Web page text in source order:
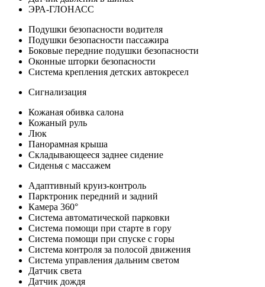
ЭРА-ГЛОНАСС
Подушки безопасности водителя
Подушки безопасности пассажира
Боковые передние подушки безопасности
Оконные шторки безопасности
Система крепления детских автокресел
Сигнализация
Кожаная обивка салона
Кожаный руль
Люк
Панорамная крыша
Складывающееся заднее сидение
Сиденья с массажем
Адаптивный круиз-контроль
Парктроник передний и задний
Камера 360°
Система автоматической парковки
Система помощи при старте в гору
Система помощи при спуске с горы
Система контроля за полосой движения
Система управления дальним светом
Датчик света
Датчик дождя